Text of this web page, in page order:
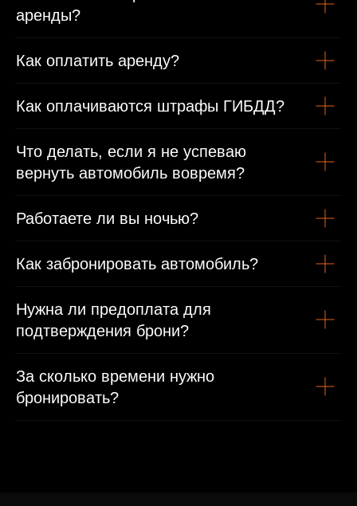
аренды?
Как оплатить аренду?
Как оплачиваются штрафы ГИБДД?
Что делать, если я не успеваю
вернуть автомобиль вовремя?
Работаете ли вы ночью?
Как забронировать автомобиль?
Нужна ли предоплата для
подтверждения брони?
За сколько времени нужно
бронировать?